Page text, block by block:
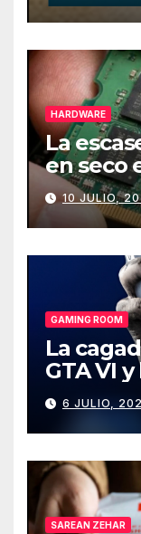
HARDWARE
La
en seco
de PCs
10 JULIO,
GAMING ROOM
La
GTA VI
Gaming
6 JULIO,
SAREAN ZEHAR